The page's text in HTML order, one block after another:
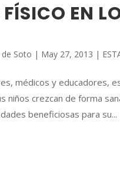
EN
Soto | May 27, 2013 |
médicos y educadores,
niños crezcan de forma
beneficiosas para su...